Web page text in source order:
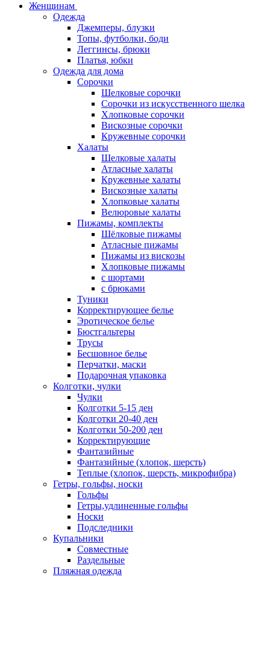
Женщинам
Одежда
Джемперы, блузки
Топы, футболки, боди
Леггинсы, брюки
Платья, юбки
Одежда для дома
Сорочки
Шелковые сорочки
Сорочки из искусственного шелка
Хлопковые сорочки
Вискозные сорочки
Кружевные сорочки
Халаты
Шелковые халаты
Атласные халаты
Кружевные халаты
Вискозные халаты
Хлопковые халаты
Велюровые халаты
Пижамы, комплекты
Шёлковые пижамы
Атласные пижамы
Пижамы из вискозы
Хлопковые пижамы
с шортами
с брюками
Туники
Корректирующее белье
Эротическое белье
Бюстгальтеры
Трусы
Бесшовное белье
Перчатки, маски
Подарочная упаковка
Колготки, чулки
Чулки
Колготки 5-15 ден
Колготки 20-40 ден
Колготки 50-200 ден
Корректирующие
Фантазийные
Фантазийные (хлопок, шерсть)
Теплые (хлопок, шерсть, микрофибра)
Гетры, гольфы, носки
Гольфы
Гетры,удлиненные гольфы
Носки
Подследники
Купальники
Совместные
Раздельные
Пляжная одежда